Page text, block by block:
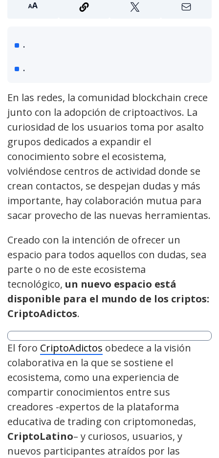
.
.
En las redes, la comunidad blockchain crece
junto con la adopción de criptoactivos. La
curiosidad de los usuarios toma por asalto
grupos dedicados a expandir el
conocimiento sobre el ecosistema,
volviéndose centros de actividad donde se
crean contactos, se despejan dudas y más
importante, hay colaboración mutua para
sacar provecho de las nuevas herramientas.
Creado con la intención de ofrecer un
espacio para todos aquellos con dudas, sea
parte o no de este ecosistema
tecnológico, un nuevo espacio está
disponible para el mundo de los criptos:
CriptoAdictos.
El foro CriptoAdictos obedece a la visión
colaborativa en la que se sostiene el
ecosistema, como una experiencia de
compartir conocimientos entre sus
creadores -expertos de la plataforma
educativa de trading con criptomonedas,
CriptoLatino– y curiosos, usuarios, y
nuevos participantes atraídos por las